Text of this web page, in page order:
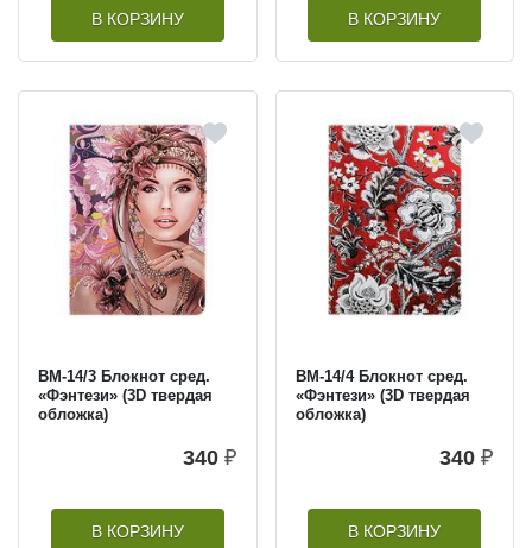
В КОРЗИНУ В КОРЗИНУ
BM-14/3 Блокнот сред.
«Фэнтези» (3D твердая
обложка)
340 ₽
В КОРЗИНУ
BM-14/4 Блокнот сред.
«Фэнтези» (3D твердая
обложка)
340 ₽
В КОРЗИНУ